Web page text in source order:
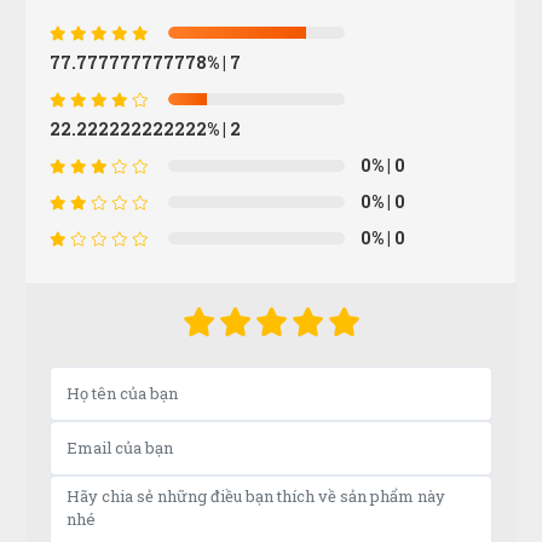
77.777777777778%| 7
22.222222222222%| 2
0%| 0
0%| 0
0%| 0
Thái độ phục vụ tốt, nhân viên niềm nở
TA
(Đánh giá 1 năm trước)
MT
Minh Thắng
Mọi người đến thử nhé, hàng bên đây đúng đẹp, chất
lượng và giá tốt